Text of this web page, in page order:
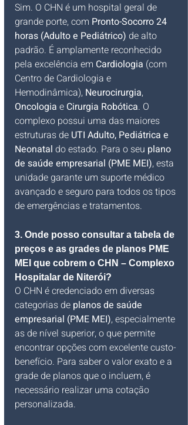
Sim. O CHN é um hospital geral de
grande porte, com Pronto-Socorro 24
horas (Adulto e Pediátrico) de alto
padrão. É amplamente reconhecido
pela excelência em Cardiologia (com
Centro de Cardiologia e
Hemodinâmica), Neurocirurgia,
Oncologia e Cirurgia Robótica. O
complexo possui uma das maiores
estruturas de UTI Adulto, Pediátrica e
Neonatal do estado. Para o seu plano
de saúde empresarial (PME MEI), esta
unidade garante um suporte médico
avançado e seguro para todos os tipos
de emergências e tratamentos.
3. Onde posso consultar a tabela de
preços e as grades de planos PME
MEI que cobrem o CHN – Complexo
Hospitalar de Niterói?
O CHN é credenciado em diversas
categorias de planos de saúde
empresarial (PME MEI), especialmente
as de nível superior, o que permite
encontrar opções com excelente custo-
benefício. Para saber o valor exato e a
grade de planos que o incluem, é
necessário realizar uma cotação
personalizada.